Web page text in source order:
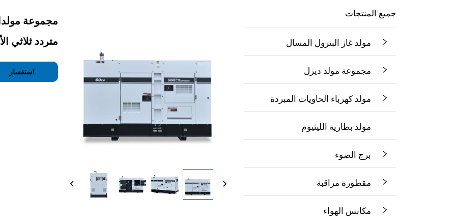
جميع المنتجات
مولد غاز البترول المسال
مجموعة مولد ديزل
مولد كهرباء الحاويات المبردة
مولد بطارية الليثيوم
برج الضوء
مقطورة مراقبة
مكابس الهواء
متردد ثلاثي
استفسار